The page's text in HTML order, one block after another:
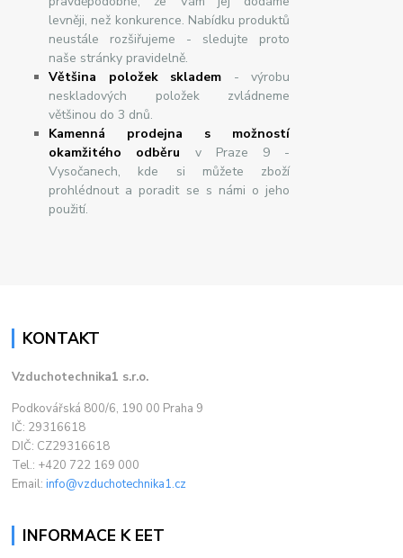
levněji, než konkurence. Nabídku produktů
neustále rozšiřujeme - sledujte proto
naše stránky pravidelně.
Většina položek skladem - výrobu
neskladových položek zvládneme
většinou do 3 dnů.
Kamenná prodejna s možností
okamžitého odběru v Praze 9 -
Vysočanech, kde si můžete zboží
prohlédnout a poradit se s námi o jeho
použití.
KONTAKT
Vzduchotechnika1 s.r.o.
Podkovářská 800/6, 190 00 Praha 9
IČ: 29316618
DIČ: CZ29316618
Tel.: +420 722 169 000
Email:info@vzduchotechnika1.cz
INFORMACE K EET